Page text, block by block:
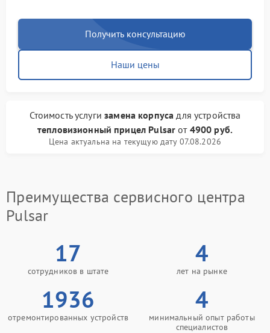
Получить консультацию
Наши цены
Стоимость услугизамена корпуса для устройства
тепловизионный прицел Pulsar от 4900 руб.
Цена актуальна на текущую дату 07.08.2026
Преимущества сервисного центра
Pulsar
17
сотрудников в штате
4
лет на рынке
1936
отремонтированных устройств
4
минимальный опыт работы
специалистов